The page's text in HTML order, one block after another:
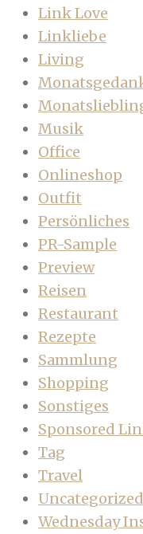
Link Love
Linkliebe
Living
Musik
Office
Onlineshop
Outfit
Persönliches
PR-Sample
Preview
Reisen
Restaurant
Rezepte
Sammlung
Shopping
Sonstiges
Sponsored
Tag
Travel
Uncategorized
Wednesday